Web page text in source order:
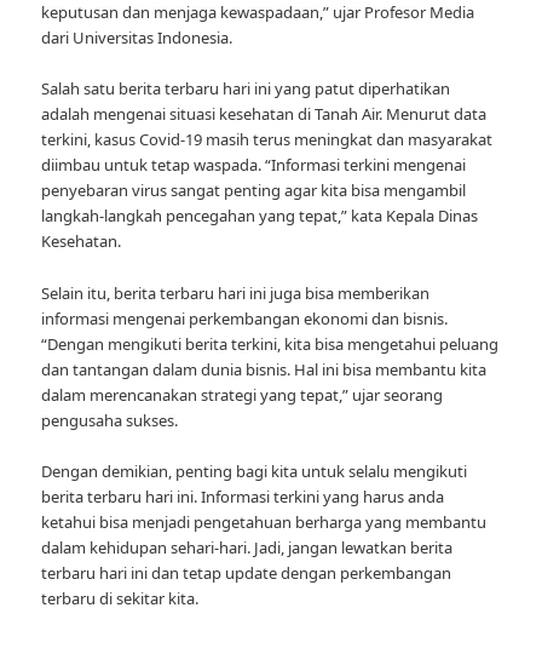
keputusan dan menjaga kewaspadaan,” ujar Profesor Media
dari Universitas Indonesia.
Salah satu berita terbaru hari ini yang patut diperhatikan
adalah mengenai situasi kesehatan di Tanah Air. Menurut data
terkini, kasus Covid-19 masih terus meningkat dan masyarakat
diimbau untuk tetap waspada. “Informasi terkini mengenai
penyebaran virus sangat penting agar kita bisa mengambil
langkah-langkah pencegahan yang tepat,” kata Kepala Dinas
Kesehatan.
Selain itu, berita terbaru hari ini juga bisa memberikan
informasi mengenai perkembangan ekonomi dan bisnis.
“Dengan mengikuti berita terkini, kita bisa mengetahui peluang
dan tantangan dalam dunia bisnis. Hal ini bisa membantu kita
dalam merencanakan strategi yang tepat,” ujar seorang
pengusaha sukses.
Dengan demikian, penting bagi kita untuk selalu mengikuti
berita terbaru hari ini. Informasi terkini yang harus anda
ketahui bisa menjadi pengetahuan berharga yang membantu
dalam kehidupan sehari-hari. Jadi, jangan lewatkan berita
terbaru hari ini dan tetap update dengan perkembangan
terbaru di sekitar kita.